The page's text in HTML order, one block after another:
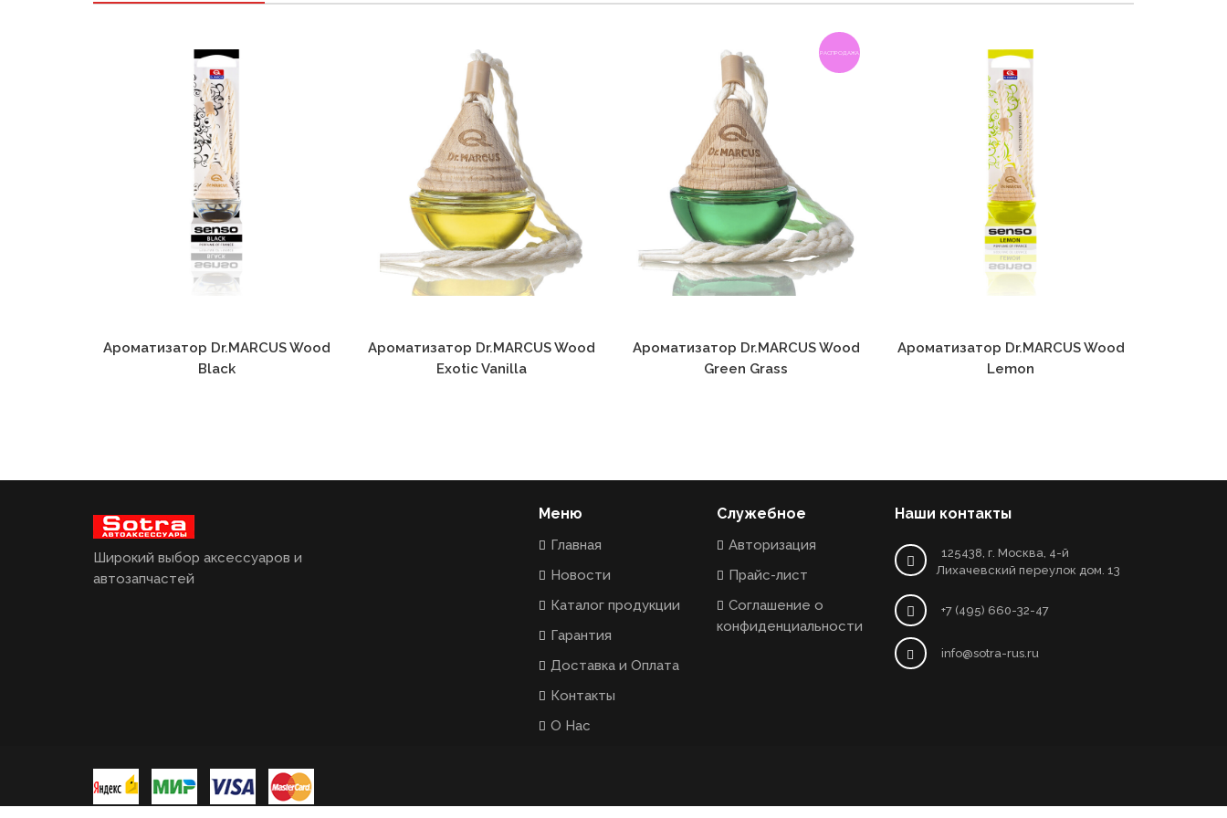
Ароматизатор Dr.MARCUS Wood
Black
Ароматизатор Dr.MARCUS Wood
Exotic Vanilla
РАСПРОДАЖА
Ароматизатор Dr.MARCUS Wood
Green Grass
Ароматизатор Dr.MARCUS Wood
Lemon
Широкий выбор аксессуаров и
автозапчастей
Меню
Главная
Новости
Каталог продукции
Гарантия
Доставка и Оплата
Контакты
О Нас
Служебное
Авторизация
Прайс-лист
Соглашение о
конфиденциальности
Наши контакты
125438, г. Москва, 4-й
Лихачевский переулок дом. 13
+7 (495) 660-32-47
info@sotra-rus.ru